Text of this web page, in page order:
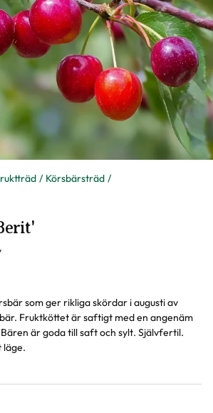
Körsbärsträd
som ger rikliga skördar i augusti av
Fruktköttet är saftigt med en angenäm
är goda till saft och sylt. Självfertil.
läge.